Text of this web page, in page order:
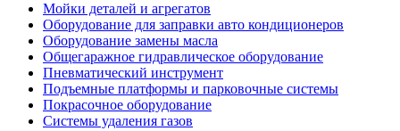
Мойки деталей и агрегатов
Оборудование для заправки авто кондиционеров
Оборудование замены масла
Общегаражное гидравлическое оборудование
Пневматический инструмент
Подъемные платформы и парковочные системы
Покрасочное оборудование
Системы удаления газов